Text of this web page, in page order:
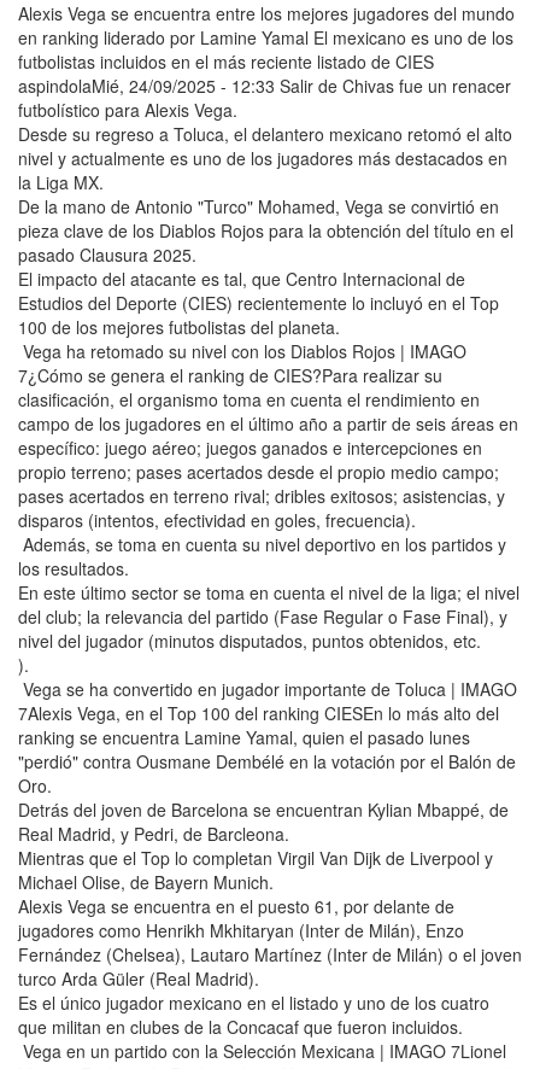
Alexis Vega se encuentra entre los mejores jugadores del mundo
en ranking liderado por Lamine Yamal El mexicano es uno de los
futbolistas incluidos en el más reciente listado de CIES
aspindolaMié, 24/09/2025 - 12:33 Salir de Chivas fue un renacer
futbolístico para Alexis Vega.
Desde su regreso a Toluca, el delantero mexicano retomó el alto
nivel y actualmente es uno de los jugadores más destacados en
la Liga MX.
De la mano de Antonio "Turco" Mohamed, Vega se convirtió en
pieza clave de los Diablos Rojos para la obtención del título en el
pasado Clausura 2025.
El impacto del atacante es tal, que Centro Internacional de
Estudios del Deporte (CIES) recientemente lo incluyó en el Top
100 de los mejores futbolistas del planeta.
Vega ha retomado su nivel con los Diablos Rojos | IMAGO
7¿Cómo se genera el ranking de CIES?Para realizar su
clasificación, el organismo toma en cuenta el rendimiento en
campo de los jugadores en el último año a partir de seis áreas en
específico: juego aéreo; juegos ganados e intercepciones en
propio terreno; pases acertados desde el propio medio campo;
pases acertados en terreno rival; dribles exitosos; asistencias, y
disparos (intentos, efectividad en goles, frecuencia).
Además, se toma en cuenta su nivel deportivo en los partidos y
los resultados.
En este último sector se toma en cuenta el nivel de la liga; el nivel
del club; la relevancia del partido (Fase Regular o Fase Final), y
nivel del jugador (minutos disputados, puntos obtenidos, etc.
).
Vega se ha convertido en jugador importante de Toluca | IMAGO
7Alexis Vega, en el Top 100 del ranking CIESEn lo más alto del
ranking se encuentra Lamine Yamal, quien el pasado lunes
"perdió" contra Ousmane Dembélé en la votación por el Balón de
Oro.
Detrás del joven de Barcelona se encuentran Kylian Mbappé, de
Real Madrid, y Pedri, de Barcleona.
Mientras que el Top lo completan Virgil Van Dijk de Liverpool y
Michael Olise, de Bayern Munich.
Alexis Vega se encuentra en el puesto 61, por delante de
jugadores como Henrikh Mkhitaryan (Inter de Milán), Enzo
Fernández (Chelsea), Lautaro Martínez (Inter de Milán) o el joven
turco Arda Güler (Real Madrid).
Es el único jugador mexicano en el listado y uno de los cuatro
que militan en clubes de la Concacaf que fueron incluidos.
Vega en un partido con la Selección Mexicana | IMAGO 7Lionel